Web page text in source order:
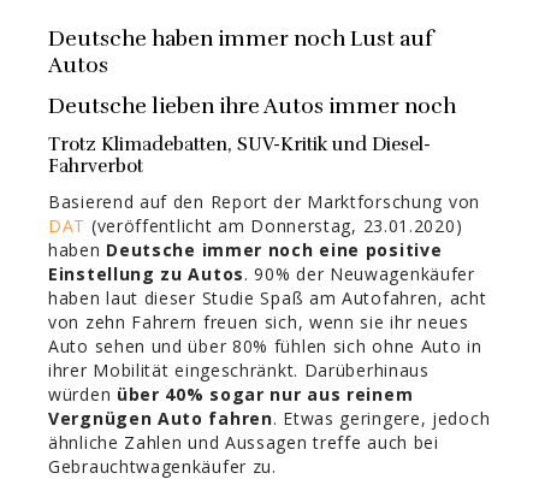
Deutsche haben immer noch Lust auf
Autos
Deutsche lieben ihre Autos immer noch
Trotz Klimadebatten, SUV-Kritik und Diesel-
Fahrverbot
Basierend auf den Report der Marktforschung von
DAT (veröffentlicht am Donnerstag, 23.01.2020)
haben Deutsche immer noch eine positive
Einstellung zu Autos. 90% der Neuwagenkäufer
haben laut dieser Studie Spaß am Autofahren, acht
von zehn Fahrern freuen sich, wenn sie ihr neues
Auto sehen und über 80% fühlen sich ohne Auto in
ihrer Mobilität eingeschränkt. Darüberhinaus
würden über 40% sogar nur aus reinem
Vergnügen Auto fahren. Etwas geringere, jedoch
ähnliche Zahlen und Aussagen treffe auch bei
Gebrauchtwagenkäufer zu.